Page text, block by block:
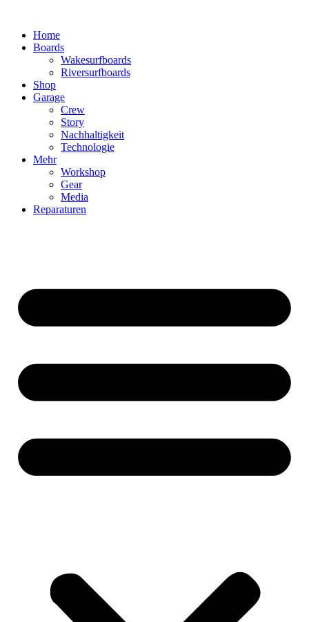
wechselnHome
Boards
Wakesurfboards
Riversurfboards
Shop
Garage
Crew
Story
Nachhaltigkeit
Technologie
Mehr
Workshop
Gear
Media
Reparaturen